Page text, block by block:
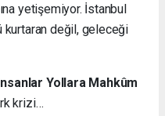
yetişemiyor. İstanbul
kurtaran değil, geleceği
Yollara Mahkûm
krizi…